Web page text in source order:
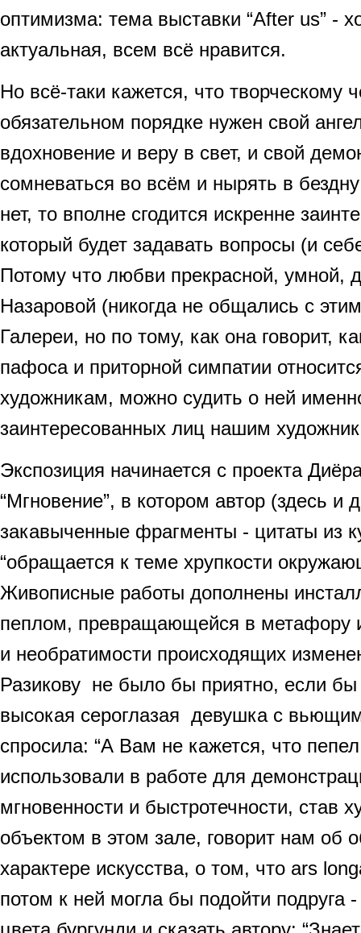
оптимизма: тема выставки “After us” -
актуальная, всем всё нравится.
Но всё-таки кажется, что творческому
обязательном порядке нужен свой
вдохновение и веру в свет, и свой
сомневаться во всём и нырять в
нет, то вполне сгодится искренне
который будет задавать вопросы (и
Потому что любви прекрасной, умной,
Назаровой (никогда не общались с
Галереи, но по тому, как она говорит,
пафоса и приторной симпатии
художникам, можно судить о ней
заинтересованных лиц нашим
Экспозиция начинается с проекта
“Мгновение”, в котором автор (здесь и
закавыченные фрагменты - цитаты из
“обращается к теме хрупкости
Живописные работы дополнены
пеплом, превращающейся в метафору
и необратимости происходящих
Разикову не было бы приятно, если
высокая сероглазая девушка с
спросила: “А Вам не кажется, что
использовали в работе для
мгновенности и быстротечности, став
объектом в этом зале, говорит нам об
характере искусства, о том, что ars
потом к ней могла бы подойти подруга